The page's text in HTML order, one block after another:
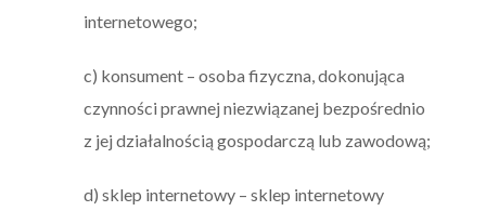
internetowego;
c) konsument – osoba fizyczna, dokonująca
czynności prawnej niezwiązanej bezpośrednio
z jej działalnością gospodarczą lub zawodową;
d) sklep internetowy – sklep internetowy